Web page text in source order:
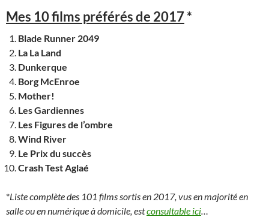
Mes 10 films préférés de 2017 *
Blade Runner 2049
La La Land
Dunkerque
Borg McEnroe
Mother!
Les Gardiennes
Les Figures de l’ombre
Wind River
Le Prix du succès
Crash Test Aglaé
*Liste complète des 101 films sortis en 2017, vus en majorité en
salle ou en numérique à domicile, estconsultable ici…